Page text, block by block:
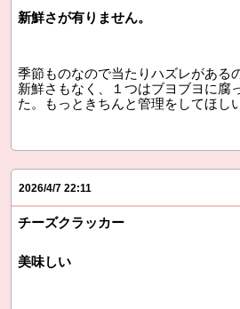
新鮮さが有りません。
季節ものなので当たりハズレがあ
新鮮さもなく、１つはブヨブヨに腐
た。もっときちんと管理をしてほし
2026/4/7 22:11
チーズクラッカー
美味しい